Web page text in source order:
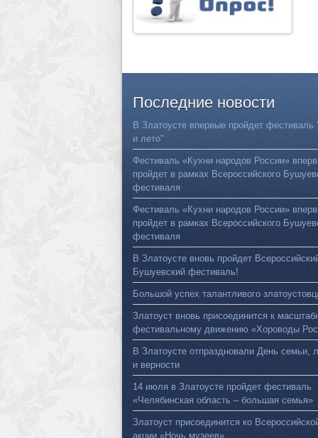
Последние новости
В Златоусте впервые пройдет фестиваль
и лето"
Фестиваль «Кухни народов России»
пройдет в рамках Всероссийского
фестиваля
Фестиваль «Кухни народов России»
пройдет в рамках Всероссийского
фестиваля
В Златоусте вновь пройдет
Бушуевский фестиваль!
Большой успех талантливого
Златоуст вновь присоединится к
фестивальному движению «Хороводы
В Златоусте отпраздновали День семьи,
и верности
14 июля в Златоусте пройдет фестиваль
«Челябинская область – большая семья»
Златоуст присоединится ко
акции «Ночь музеев»